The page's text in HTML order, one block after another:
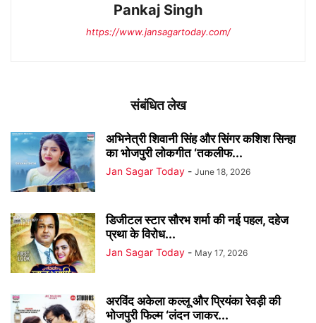
Pankaj Singh
https://www.jansagartoday.com/
संबंधित लेख
अभिनेत्री शिवानी सिंह और सिंगर कशिश सिन्हा
का भोजपुरी लोकगीत ‘तकलीफ...
Jan Sagar Today - June 18, 2026
डिजीटल स्टार सौरभ शर्मा की नई पहल, दहेज
प्रथा के विरोध...
Jan Sagar Today - May 17, 2026
अरविंद अकेला कल्लू और प्रियंका रेवड़ी की
भोजपुरी फिल्म ‘लंदन जाकर...